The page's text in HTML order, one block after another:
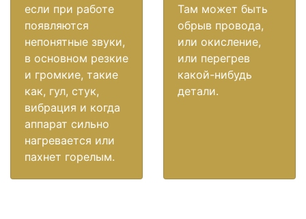
если при работе
появляются
непонятные звуки,
в основном резкие
и громкие, такие
как, гул, стук,
вибрация и когда
аппарат сильно
нагревается или
пахнет горелым.
Там может быть
обрыв провода,
или окисление,
или перегрев
какой-нибудь
детали.